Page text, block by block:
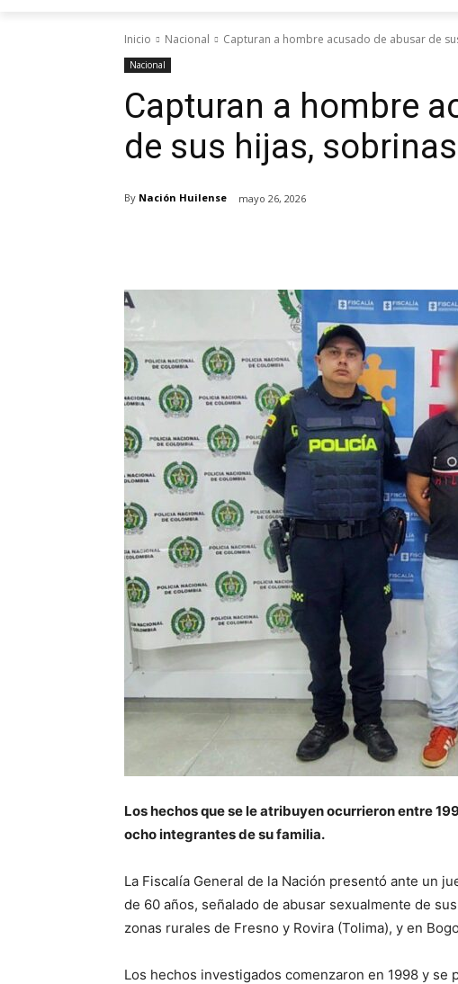
Inicio Nacional Capturan a hombre acusado de abusar de
Nacional
Capturan a hombre
de sus hijas,
By Nación Huilense mayo 26, 2026
Los hechos que se le atribuyen ocurrieron entre
ocho integrantes de su familia.
La Fiscalía General de la Nación presentó ante un
de 60 años, señalado de abusar sexualmente de
zonas rurales de Fresno y Rovira (Tolima), y en
Los hechos investigados comenzaron en 1998 y